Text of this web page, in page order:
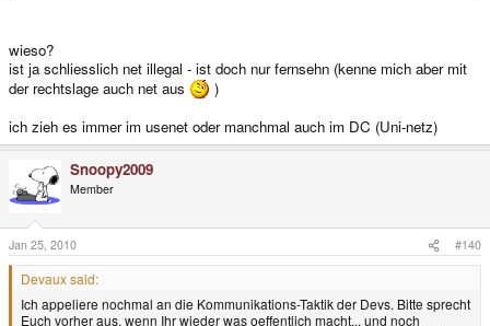
wieso?
ist ja schliesslich net illegal - ist doch nur fernsehn (kenne mich aber mit
der rechtslage auch net aus
)
ich zieh es immer im usenet oder manchmal auch im DC (Uni-netz)
Snoopy2009
Member
Jan 25, 2010 #140
Devaux said:
Ich appeliere nochmal an die Kommunikations-Taktik der Devs. Bitte sprecht
Euch vorher aus, wenn Ihr wieder was oeffentlich macht... und noch